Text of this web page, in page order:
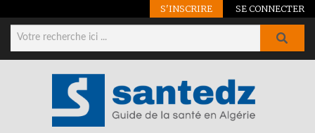
S'INSCRIRE SE CONNECTER